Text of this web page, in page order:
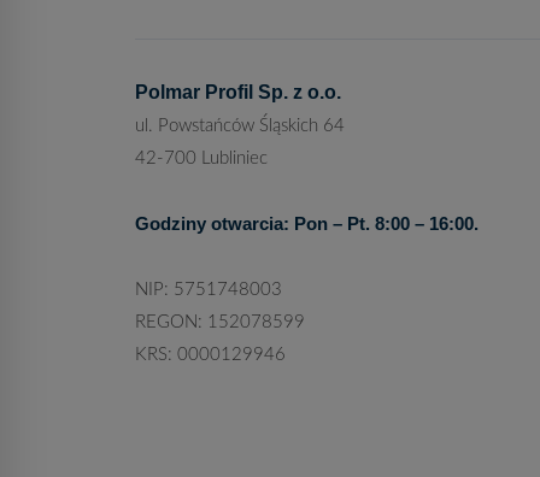
Polmar Profil Sp. z o.o.
ul. Powstańców Śląskich 64
42-700 Lubliniec
Godziny otwarcia: Pon – Pt. 8:00 – 16:00.
NIP: 5751748003
REGON: 152078599
KRS: 0000129946